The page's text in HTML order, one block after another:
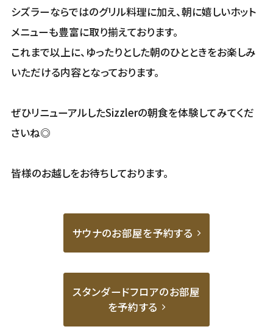
シズラーならではのグリル料理に加え、朝に嬉しいホット
メニューも豊富に取り揃えております。
これまで以上に、ゆったりとした朝のひとときをお楽しみ
いただける内容となっております。
ぜひリニューアルしたSizzlerの朝食を体験してみてくだ
さいね◎
皆様のお越しをお待ちしております。
サウナのお部屋を予約する
スタンダードフロアのお部屋
を予約する